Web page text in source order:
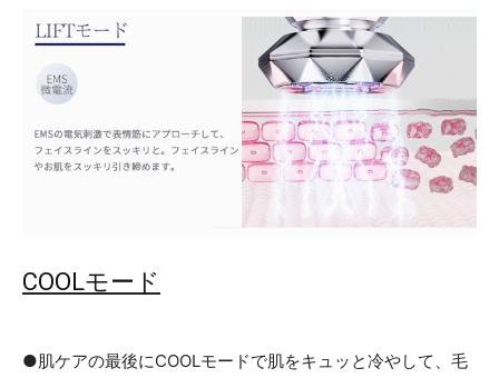
COOLモード
●肌ケアの最後にCOOLモードで肌をキュッと冷やして、毛